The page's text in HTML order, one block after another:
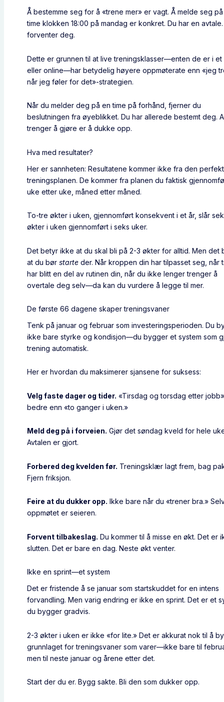
Å bestemme seg for å «trene mer» er vagt. Å melde seg
time klokken 18:00 på mandag er konkret. Du har en
forventer deg.
Dette er grunnen til at live treningsklasser—enten de er i et
eller online—har betydelig høyere oppmøterate enn «jeg
når jeg føler for det»-strategien.
Når du melder deg på en time på forhånd, fjerner du
beslutningen fra øyeblikket. Du har allerede bestemt deg.
trenger å gjøre er å dukke opp.
Hva med resultater?
Her er sannheten: Resultatene kommer ikke fra den
treningsplanen. De kommer fra planen du faktisk
uke etter uke, måned etter måned.
To-tre økter i uken, gjennomført konsekvent i et år, slår
økter i uken gjennomført i seks uker.
Det betyr ikke at du skal bli på 2-3 økter for alltid. Men det
at du børstarte der. Når kroppen din har tilpasset seg, når
har blitt en del av rutinen din, når du ikke lenger trenger å
overtale deg selv—da kan du vurdere å legge til mer.
De første 66 dagene skaper treningsvaner
Tenk på januar og februar som investeringsperioden. Du
ikke bare styrke og kondisjon—du bygger et system som
trening automatisk.
Her er hvordan du maksimerer sjansene for suksess:
Velg faste dager og tider. «Tirsdag og torsdag etter
bedre enn «to ganger i uken.»
Meld deg på i forveien. Gjør det søndag kveld for hele
Avtalen er gjort.
Forbered deg kvelden før. Treningsklær lagt frem, bag
Fjern friksjon.
Feire at du dukker opp. Ikke bare når du «trener bra.»
oppmøtet er seieren.
Forvent tilbakeslag. Du kommer til å misse en økt. Det er
slutten. Det er bare en dag. Neste økt venter.
Ikke en sprint—et system
Det er fristende å se januar som startskuddet for en intens
forvandling. Men varig endring er ikke en sprint. Det er et
du bygger gradvis.
2-3 økter i uken er ikke «for lite.» Det er akkurat nok til å
grunnlaget for treningsvaner som varer—ikke bare til
men til neste januar og årene etter det.
Start der du er. Bygg sakte. Bli den som dukker opp.